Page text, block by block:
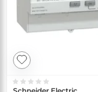
Schneider Electric